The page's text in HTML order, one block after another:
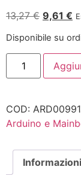
13,27€ 9,61 €
Disponibile su
COD:
Arduino e